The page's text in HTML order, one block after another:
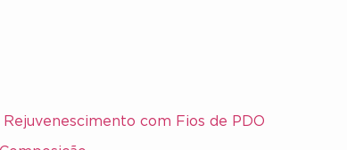
com Fios de PDO